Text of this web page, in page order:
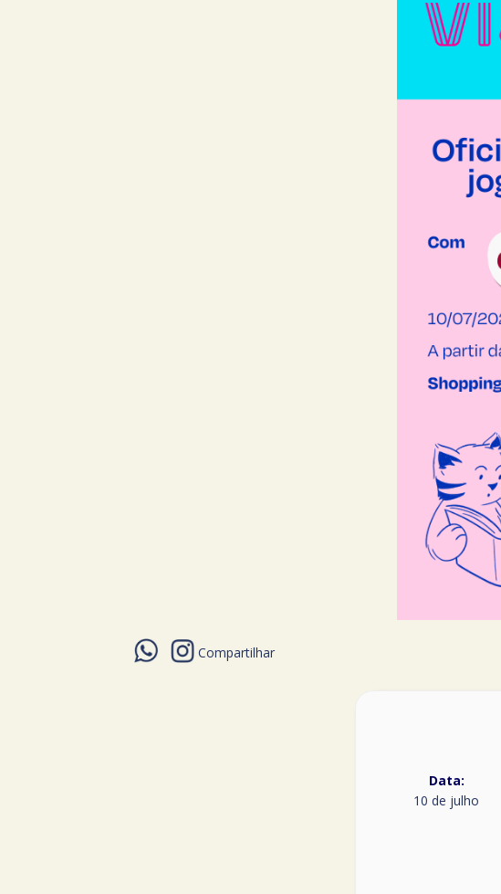
Compartilhar
Data:
10 de julho